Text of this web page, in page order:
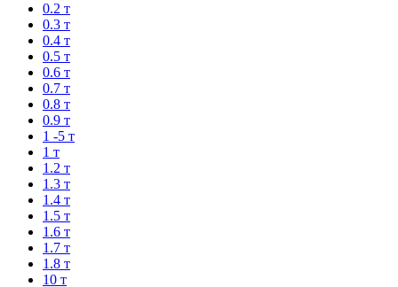
0.2 т
0.3 т
0.4 т
0.5 т
0.6 т
0.7 т
0.8 т
0.9 т
1 -5 т
1 т
1.2 т
1.3 т
1.4 т
1.5 т
1.6 т
1.7 т
1.8 т
10 т